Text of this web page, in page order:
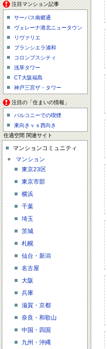
注目マンション記事
サーパス南郷通
ヴェレーナ港北ニュータウン
リヴァリエ
ブランシエラ浦和
コロンブスシティ
浅草タワー
CT大阪福島
神戸三宮ザ・タワー
注目の「住まいの情報」
バルコニーでの喫煙
東向きｖｓ西向き
住適空間 関連サイト
マンションコミュニティ
マンション
東京23区
東京市部
横浜
千葉
埼玉
茨城
札幌
仙台・新潟
名古屋
大阪
兵庫
滋賀・京都
奈良・和歌山
中国・四国
九州・沖縄